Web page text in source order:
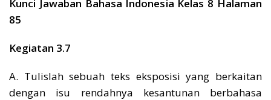
Kunci Jawaban Bahasa Indonesia Kelas 8 Halaman
85
Kegiatan 3.7
A. Tulislah sebuah teks eksposisi yang berkaitan
dengan isu rendahnya kesantunan berbahasa